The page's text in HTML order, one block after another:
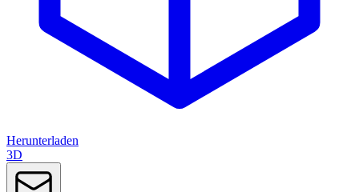
Herunterladen
3D